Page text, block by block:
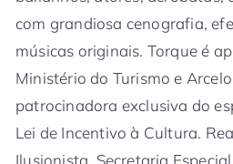
com grandiosa cenografia,
músicas originais. Torque é
Ministério do Turismo e
patrocinadora exclusiva do
Lei de Incentivo à Cultura.
Ilusionista, Secretaria